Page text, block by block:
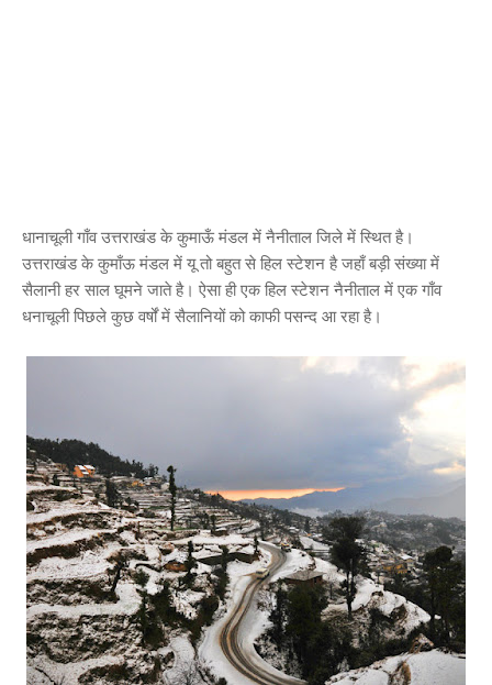
धानाचूली गाँव उत्तराखंड के कुमाऊँ मंडल में नैनीताल जिले में स्थित है।
उत्तराखंड के कुमाँऊ मंडल में यू तो बहुत से हिल स्टेशन है जहाँ बड़ी संख्या में
सैलानी हर साल घूमने जाते है। ऐसा ही एक हिल स्टेशन नैनीताल में एक गाँव
धनाचूली पिछले कुछ वर्षों में सैलानियों को काफी पसन्द आ रहा है।